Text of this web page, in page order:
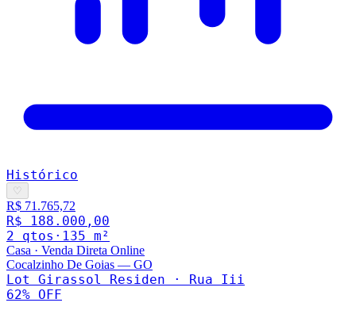
Histórico
♡
R$ 71.765,72
R$ 188.000,00
2 qtos · 135 m²
Casa · Venda Direta Online
Cocalzinho De Goias — GO
Lot Girassol Residen · Rua Iii
62% OFF